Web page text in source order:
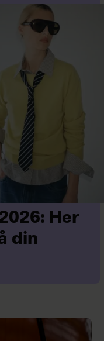
Her
din